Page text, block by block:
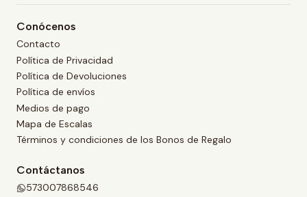
Conócenos
Contacto
Política de Privacidad
Política de Devoluciones
Política de envíos
Medios de pago
Mapa de Escalas
Términos y condiciones de los Bonos de Regalo
Contáctanos
573007868546